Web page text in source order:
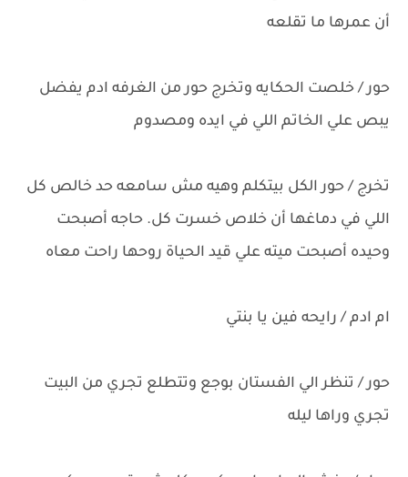
أن عمرها ما تقلعه
حور / خلصت الحكايه وتخرج حور من الغرفه ادم يفضل
يبص علي الخاتم اللي في ايده ومصدوم
تخرج / حور الكل بيتكلم وهيه مش سامعه حد خالص كل
اللي في دماغها أن خلاص خسرت كل. حاجه أصبحت
وحيده أصبحت ميته علي قيد الحياة روحها راحت معاه
ام ادم / رايحه فين يا بنتي
حور / تنظر الي الفستان بوجع وتتطلع تجري من البيت
تجري وراها ليله